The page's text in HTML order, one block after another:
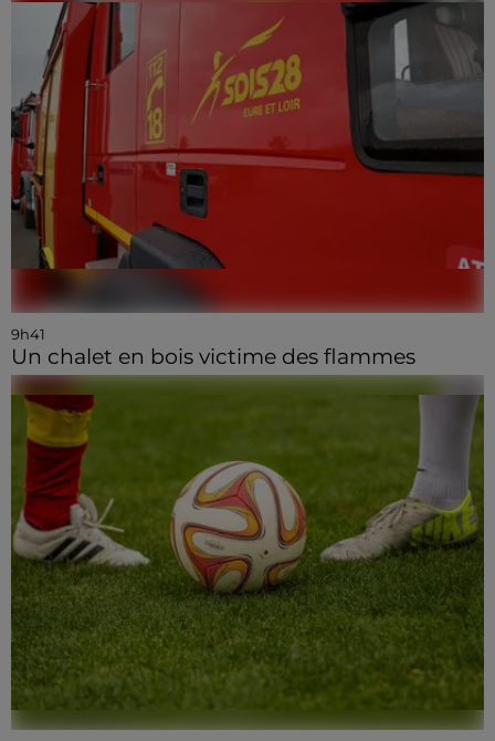
9h41
Un chalet en bois victime des flammes